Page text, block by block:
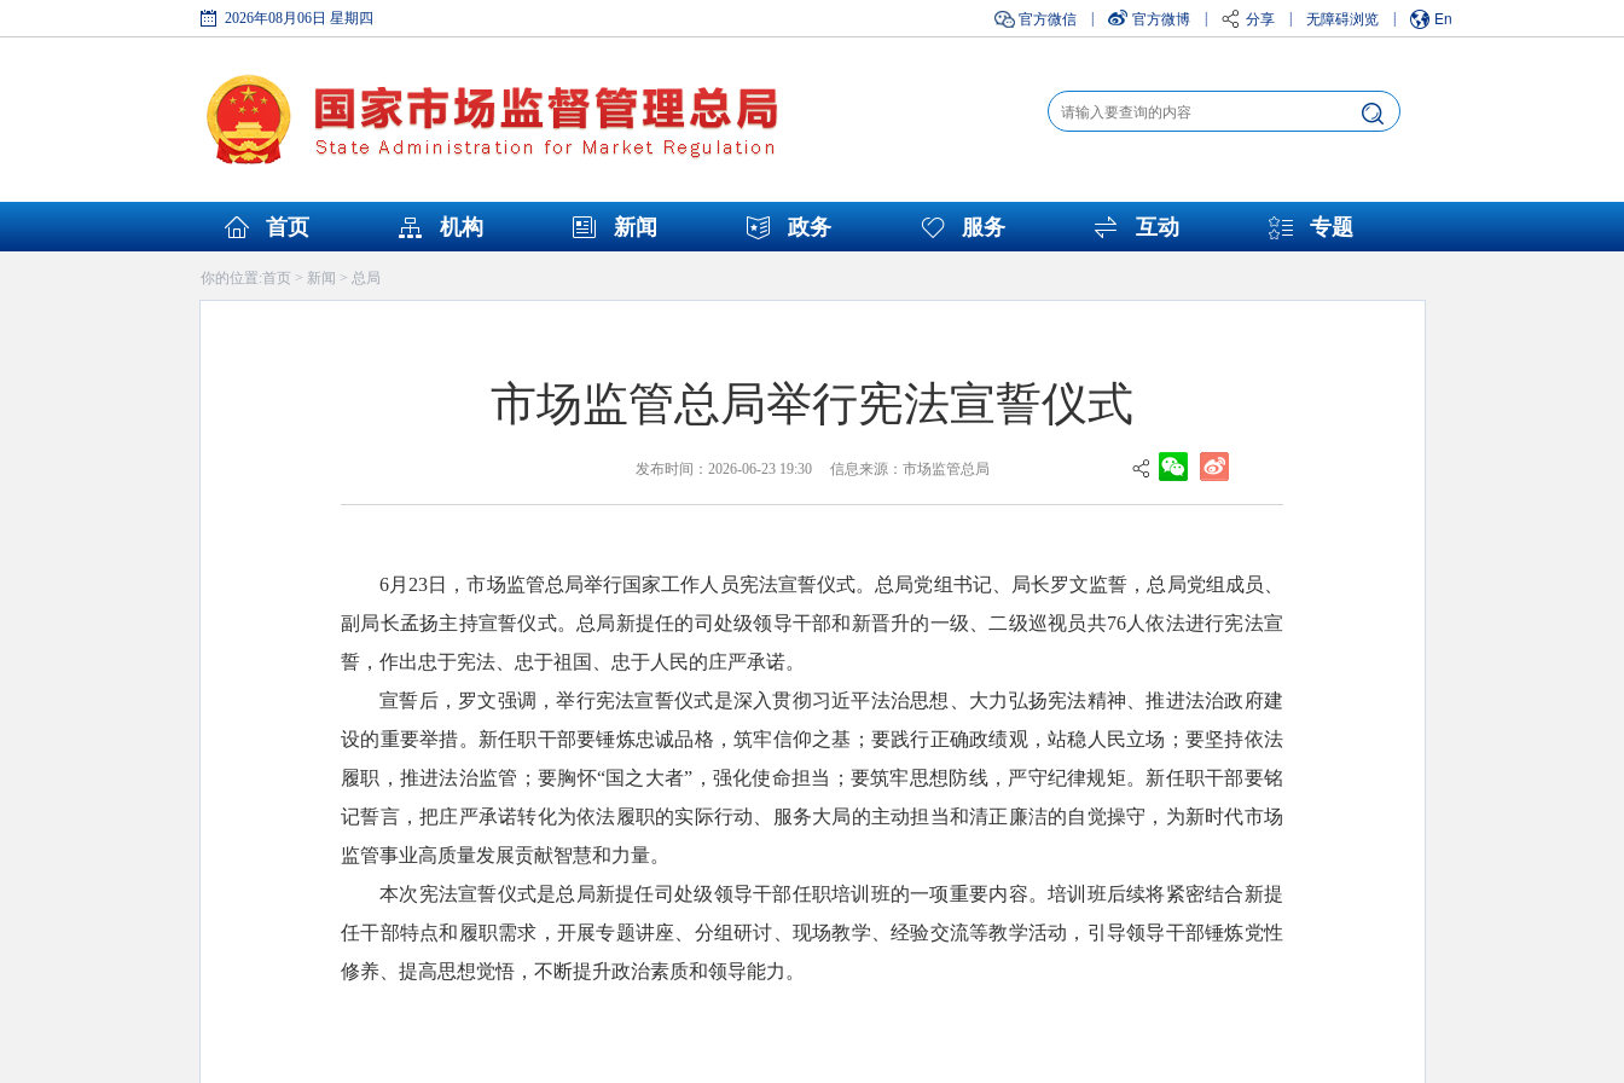
2026年08月06日 星期四 官方微信 官方微博 分享 无障碍浏览 En
首页 机构 新闻 政务 服务 互动 专题
你的位置:首页> 新闻 > 总局
市场监管总局举行宪法宣誓仪式
发布时间：2026-06-23 19:30 信息来源：市场监管总局
6月23日，市场监管总局举行国家工作人员宪法宣誓仪式。总局党组书记、局长罗文监誓，总局党组成员、
副局长孟扬主持宣誓仪式。总局新提任的司处级领导干部和新晋升的一级、二级巡视员共76人依法进行宪法宣
誓，作出忠于宪法、忠于祖国、忠于人民的庄严承诺。
宣誓后，罗文强调，举行宪法宣誓仪式是深入贯彻习近平法治思想、大力弘扬宪法精神、推进法治政府建
设的重要举措。新任职干部要锤炼忠诚品格，筑牢信仰之基；要践行正确政绩观，站稳人民立场；要坚持依法
履职，推进法治监管；要胸怀“国之大者”，强化使命担当；要筑牢思想防线，严守纪律规矩。新任职干部要铭
记誓言，把庄严承诺转化为依法履职的实际行动、服务大局的主动担当和清正廉洁的自觉操守，为新时代市场
监管事业高质量发展贡献智慧和力量。
本次宪法宣誓仪式是总局新提任司处级领导干部任职培训班的一项重要内容。培训班后续将紧密结合新提
任干部特点和履职需求，开展专题讲座、分组研讨、现场教学、经验交流等教学活动，引导领导干部锤炼党性
修养、提高思想觉悟，不断提升政治素质和领导能力。